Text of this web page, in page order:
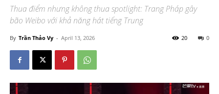
Thua điểm nhưng không thua spotlight: Trang Pháp gây
bão Weibo với khả năng hát tiếng Trung
By Trần Thảo Vy - April 13, 2026 0
20